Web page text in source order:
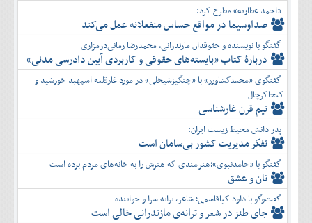
«احمد عطاریه» مطرح کرد:
صداوسیما در مواقع حساس منفعلانه عمل می‌کند
گفتگو با نویسنده و حقوقدان مازندرانی، محمدرضا زمانی‌درمزاری
دربارۀ کتاب ”بایسته‌های حقوقی و کاربردی آیین دادرسی مدنی»
گفتگوی «محمدکشاورز» با «چنگیزشیخلی» در مورد غارقلعه اسپهبد خورشید و
کیجاکرچال
نیم قرن غارشناسی
پدر دانش محیط زیست ایران:
تفكر مديريت کشور بی‌سامان است
گفتگو با «حامدنبوی»؛هنرمندی که هنرش را به خانه‌های مردم برده است
نان و عشق
گفت‌وگو با داود کیاقاسمی؛ شاعر، ترانه سرا و خواننده
جای طنز در شعر و ترانه‌ی مازندرانی خالی است